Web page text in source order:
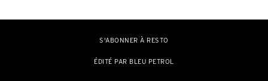
S'ABONNER À RESTO
ÉDITÉ PAR BLEU PETROL